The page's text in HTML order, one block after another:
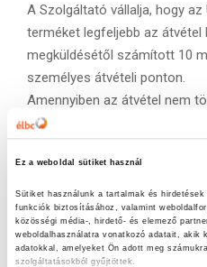
Ez a weboldal sütiket használ
Sütiket használunk a tartalmak és
funkciók biztosításához, valamint
közösségi média-, hirdető- és elemező
weboldalhasználatra vonatkozó adatait, akik
adatokkal, amelyeket Ön adott meg
szolgáltatásokból gyűjtöttek.
A Szolgáltató vállalja, hogy
terméket legfeljebb az
megküldésétől számított 10
személyes átvételi ponton.
Amennyiben az átvétel nem
küldése kizárólag új
A megrendelt termékekre
hatályos jogszabályok
A termékkel, a szerződés
Ügyfél a Szolgáltató
mailen, postai úton,